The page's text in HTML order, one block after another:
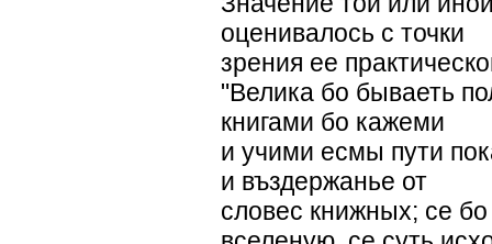
оценивалось с точки
зрения ее
"Велика бо бываеть
книгами бо кажеми
и учими есмы пути
и въздержанье от
словес книжных; се